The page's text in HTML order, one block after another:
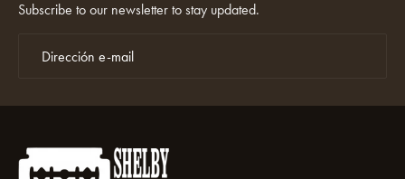
Subscribe to our newsletter to stay updated.